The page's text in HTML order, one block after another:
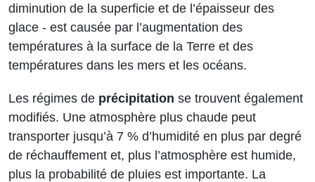
diminution de la superficie et de l’épaisseur des
glace - est causée par l’augmentation des
températures à la surface de la Terre et des
températures dans les mers et les océans.
Les régimes de précipitation se trouvent également
modifiés. Une atmosphère plus chaude peut
transporter jusqu’à 7 % d’humidité en plus par degré
de réchauffement et, plus l’atmosphère est humide,
plus la probabilité de pluies est importante. La